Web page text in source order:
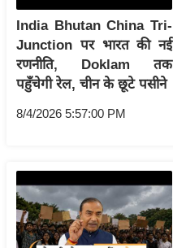
ष
वि
श्ले
ष
ण
ट्रें
Q
u
India Bhutan China Tri-
Junction पर भारत की नई
रणनीति, Doklam तक
पहुँचेगी रेल, चीन के छूटे पसीने
8/4/2026 5:57:00 PM